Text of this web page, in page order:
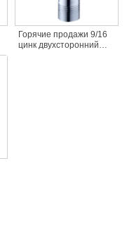
Горячие продажи 9/16
цинк двухсторонний